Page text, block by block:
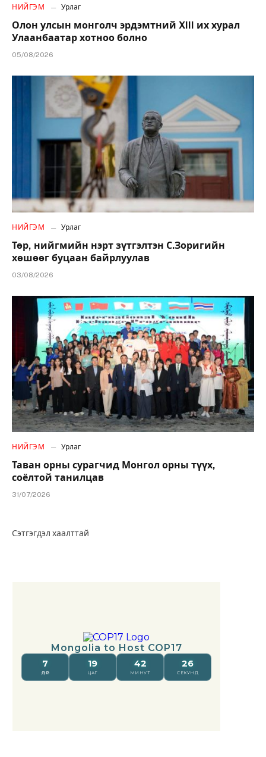
НИЙГЭМ Урлаг
Олон улсын монголч эрдэмтний XIII их хурал
Улаанбаатар хотноо болно
05/08/2026
НИЙГЭМ Урлаг
Төр, нийгмийн нэрт зүтгэлтэн С.Зоригийн
хөшөөг буцаан байрлуулав
03/08/2026
НИЙГЭМ Урлаг
Таван орны сурагчид Монгол орны түүх,
соёлтой танилцав
31/07/2026
Сэтгэгдэл хаалттай